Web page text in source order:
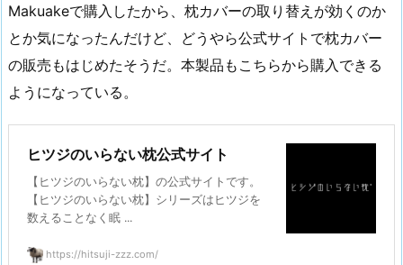
Makuakeで購入したから、枕カバーの取り替えが効くのか
とか気になったんだけど、どうやら公式サイトで枕カバー
の販売もはじめたそうだ。本製品もこちらから購入できる
ようになっている。
ヒツジのいらない枕公式サイト
【ヒツジのいらない枕】の公式サイトです。
【ヒツジのいらない枕】シリーズはヒツジを
数えることなく眠 ...
https://hitsuji-zzz.com/